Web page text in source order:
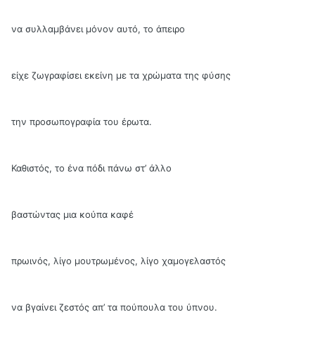
να συλλαμβάνει μόνον αυτό, το άπειρο
είχε ζωγραφίσει εκείνη με τα χρώματα της φύσης
την προσωπογραφία του έρωτα.
Καθιστός, το ένα πόδι πάνω στ’ άλλο
βαστώντας μια κούπα καφέ
πρωινός, λίγο μουτρωμένος, λίγο χαμογελαστός
να βγαίνει ζεστός απ’ τα πούπουλα του ύπνου.